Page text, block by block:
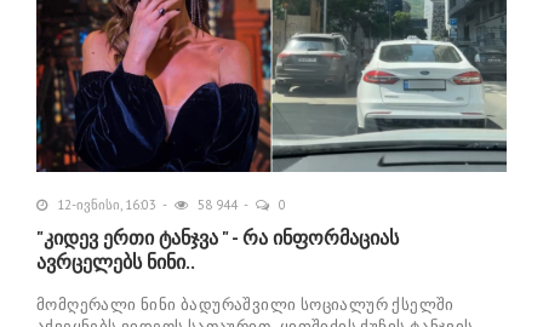
12-ივნისი, 16:03 58 944 0
"კიდევ ერთი ტანჯვა " - რა ინფორმაციას
ავრცელებს ნინი..
მომღერალი ნინი ბადურაშვილი სოციალურ ქსელში